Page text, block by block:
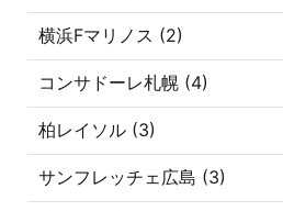
横浜Fマリノス (2)
コンサドーレ札幌 (4)
柏レイソル (3)
サンフレッチェ広島 (3)